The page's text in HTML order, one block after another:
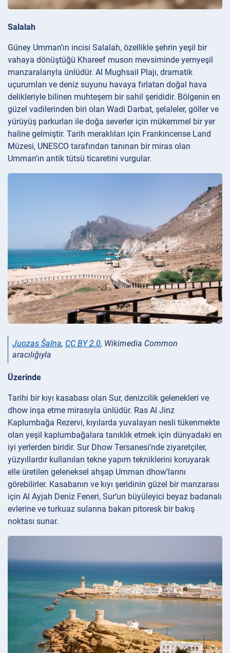
Salalah
Güney Umman’ın incisi Salalah, özellikle şehrin yeşil bir
vahaya dönüştüğü Khareef muson mevsiminde yemyeşil
manzaralarıyla ünlüdür. Al Mughsail Plajı, dramatik
uçurumları ve deniz suyunu havaya fırlatan doğal hava
delikleriyle bilinen muhteşem bir sahil şerididir. Bölgenin en
güzel vadilerinden biri olan Wadi Darbat, şelaleler, göller ve
yürüyüş parkurları ile doğa severler için mükemmel bir yer
haline gelmiştir. Tarih meraklıları için Frankincense Land
Müzesi, UNESCO tarafından tanınan bir miras olan
Umman’ın antik tütsü ticaretini vurgular.
Juozas Šalna, CC BY 2.0, Wikimedia Common
aracılığıyla
Üzerinde
Tarihi bir kıyı kasabası olan Sur, denizcilik gelenekleri ve
dhow inşa etme mirasıyla ünlüdür. Ras Al Jinz
Kaplumbağa Rezervi, kıyılarda yuvalayan nesli tükenmekte
olan yeşil kaplumbağalara tanıklık etmek için dünyadaki en
iyi yerlerden biridir. Sur Dhow Tersanesi’nde ziyaretçiler,
yüzyıllardır kullanılan tekne yapım tekniklerini koruyarak
elle üretilen geleneksel ahşap Umman dhow’larını
görebilirler. Kasabanın ve kıyı şeridinin güzel bir manzarası
için Al Ayjah Deniz Feneri, Sur’un büyüleyici beyaz badanalı
evlerine ve turkuaz sularına bakan pitoresk bir bakış
noktası sunar.